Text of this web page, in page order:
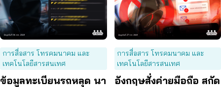
การสื่อสาร โทรคมนาคม และ
เทคโนโลยีสารสนเทศ
ข้อมูลทะเบียนรถหลุด นา
การสื่อสาร โทรคมนาคม และ
เทคโนโลยีสารสนเทศ
อังกฤษสั่งค่ายมือถือ สกัด